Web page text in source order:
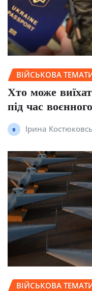
ВІЙСЬКОВА
Хто може
під час
Ірина
ВІЙСЬКОВА